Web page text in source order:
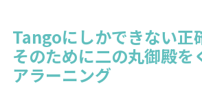
Tangoにしかできない正
そのために二の丸御殿を
アラーニング